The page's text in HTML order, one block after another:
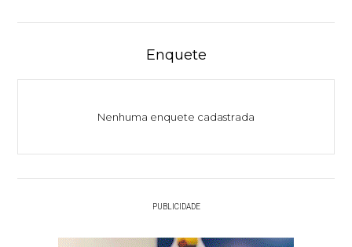
Enquete
Nenhuma enquete cadastrada
PUBLICIDADE